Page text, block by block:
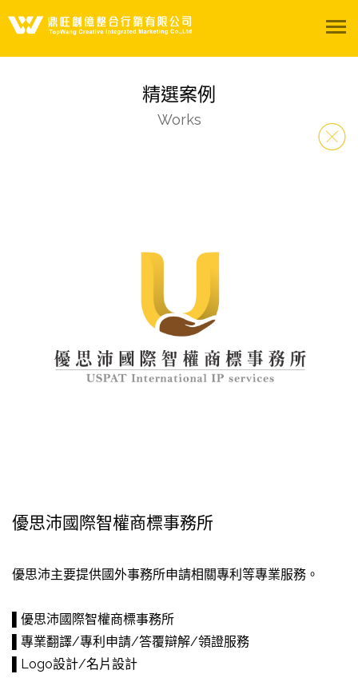
服務項目
精選案例
Works
優思沛國際智權商標事務所
優思沛主要提供國外事務所申請相關專利等專業服務。
▌優思沛國際智權商標事務所
▌專業翻譯/專利申請/答覆辯解/領證服務
▌Logo設計/名片設計